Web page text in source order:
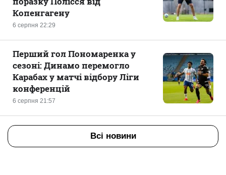
6 серпня 22:29
Копенгагену
6 серпня 21:57
Перший гол Пономаренка у
сезоні: Динамо перемогло
Карабах у матчі відбору Ліги
конференцій
Всі новини